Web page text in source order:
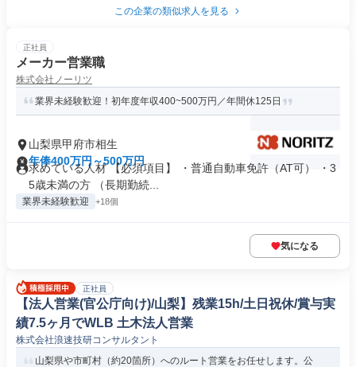
この企業の類似求人を見る
正社員
メーカー営業職
株式会社ノーリツ
業界未経験歓迎！初年度年収400~500万円／年間休125日
山梨県甲府市相生
年俸400万円～500万円
求めている人材 【必須項目】 ・普通自動車免許（AT可） ・3
5歳未満の方 （長期勤続...
業界未経験歓迎 +18個
気になる
正社員
【法人営業(官公庁向け)/山梨】残業15h/土日祝休/賞与実
績7.5ヶ月でWLB 土木法人営業
株式会社浪速技研コンサルタント
山梨県や市町村（約20箇所）へのルート営業をお任せします。公